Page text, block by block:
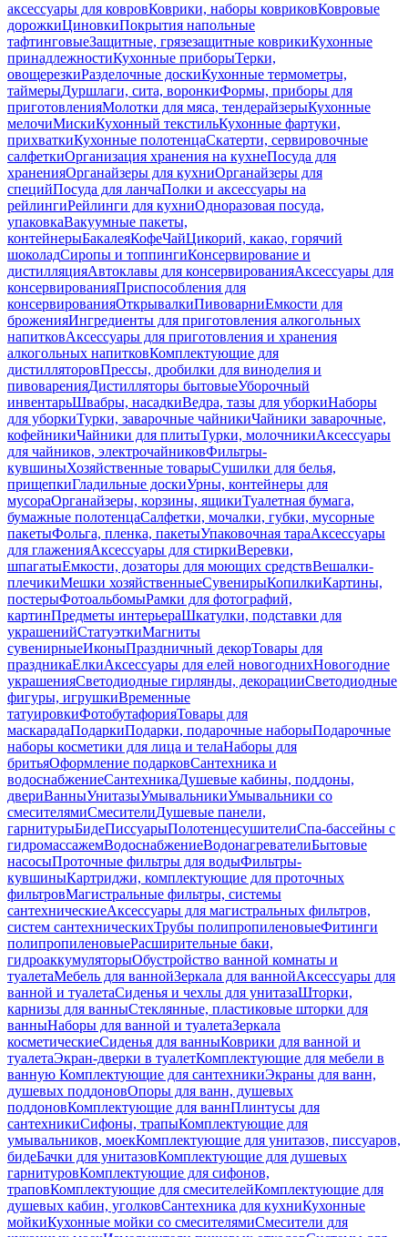
аксессуары для ковровКоврики, наборы ковриковКовровые
дорожкиЦиновкиПокрытия напольные
тафтинговыеЗащитные, грязезащитные коврикиКухонные
принадлежностиКухонные приборыТерки,
овощерезкиРазделочные доскиКухонные термометры,
таймерыДуршлаги, сита, воронкиФормы, приборы для
приготовленияМолотки для мяса, тендерайзерыКухонные
мелочиМискиКухонный текстильКухонные фартуки,
прихваткиКухонные полотенцаСкатерти, сервировочные
салфеткиОрганизация хранения на кухнеПосуда для
храненияОрганайзеры для кухниОрганайзеры для
специйПосуда для ланчаПолки и аксессуары на
рейлингиРейлинги для кухниОдноразовая посуда,
упаковкаВакуумные пакеты,
контейнерыБакалеяКофеЧайЦикорий, какао, горячий
шоколадСиропы и топпингиКонсервирование и
дистилляцияАвтоклавы для консервированияАксессуары для
консервированияПриспособления для
консервированияОткрывалкиПивоварниЕмкости для
броженияИнгредиенты для приготовления алкогольных
напитковАксессуары для приготовления и хранения
алкогольных напитковКомплектующие для
дистилляторовПрессы, дробилки для виноделия и
пивоваренияДистилляторы бытовыеУборочный
инвентарьШвабры, насадкиВедра, тазы для уборкиНаборы
для уборкиТурки, заварочные чайникиЧайники заварочные,
кофейникиЧайники для плитыТурки, молочникиАксессуары
для чайников, электрочайниковФильтры-
кувшиныХозяйственные товарыСушилки для белья,
прищепкиГладильные доскиУрны, контейнеры для
мусораОрганайзеры, корзины, ящикиТуалетная бумага,
бумажные полотенцаСалфетки, мочалки, губки, мусорные
пакетыФольга, пленка, пакетыУпаковочная тараАксессуары
для глаженияАксессуары для стиркиВеревки,
шпагатыЕмкости, дозаторы для моющих средствВешалки-
плечикиМешки хозяйственныеСувенирыКопилкиКартины,
постерыФотоальбомыРамки для фотографий,
картинПредметы интерьераШкатулки, подставки для
украшенийСтатуэткиМагниты
сувенирныеИконыПраздничный декорТовары для
праздникаЕлкиАксессуары для елей новогоднихНовогодние
украшенияСветодиодные гирлянды, декорацииСветодиодные
фигуры, игрушкиВременные
татуировкиФотобутафорияТовары для
маскарадаПодаркиПодарки, подарочные наборыПодарочные
наборы косметики для лица и телаНаборы для
бритьяОформление подарковСантехника и
водоснабжениеСантехникаДушевые кабины, поддоны,
двериВанныУнитазыУмывальникиУмывальники со
смесителямиСмесителиДушевые панели,
гарнитурыБидеПиссуарыПолотенцесушителиСпа-бассейны с
гидромассажемВодоснабжениеВодонагревателиБытовые
насосыПроточные фильтры для водыФильтры-
кувшиныКартриджи, комплектующие для проточных
фильтровМагистральные фильтры, системы
сантехническиеАксессуары для магистральных фильтров,
систем сантехническихТрубы полипропиленовыеФитинги
полипропиленовыеРасширительные баки,
гидроаккумуляторыОбустройство ванной комнаты и
туалетаМебель для ваннойЗеркала для ваннойАксессуары для
ванной и туалетаСиденья и чехлы для унитазаШторки,
карнизы для ванныСтеклянные, пластиковые шторки для
ванныНаборы для ванной и туалетаЗеркала
косметическиеСиденья для ванныКоврики для ванной и
туалетаЭкран-дверки в туалетКомплектующие для мебели в
ванную Комплектующие для сантехникиЭкраны для ванн,
душевых поддоновОпоры для ванн, душевых
поддоновКомплектующие для ваннПлинтусы для
сантехникиСифоны, трапыКомплектующие для
умывальников, моекКомплектующие для унитазов, писсуаров,
бидеБачки для унитазовКомплектующие для душевых
гарнитуровКомплектующие для сифонов,
траповКомплектующие для смесителейКомплектующие для
душевых кабин, уголковСантехника для кухниКухонные
мойкиКухонные мойки со смесителямиСмесители для